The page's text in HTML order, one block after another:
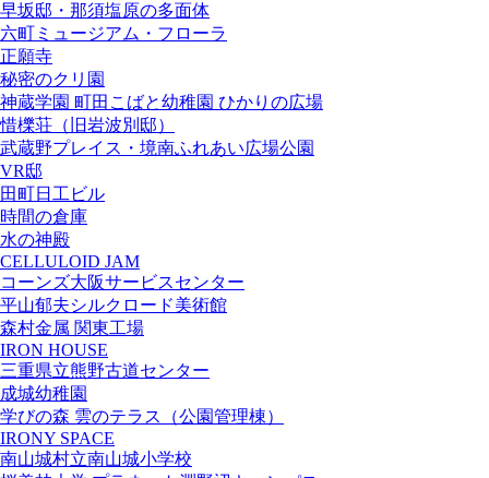
早坂邸・那須塩原の多面体
六町ミュージアム・フローラ
正願寺
秘密のクリ園
神蔵学園 町田こばと幼稚園 ひかりの広場
惜櫟荘（旧岩波別邸）
武蔵野プレイス・境南ふれあい広場公園
VR邸
田町日工ビル
時間の倉庫
水の神殿
CELLULOID JAM
コーンズ大阪サービスセンター
平山郁夫シルクロード美術館
森村金属 関東工場
IRON HOUSE
三重県立熊野古道センター
成城幼稚園
学びの森 雲のテラス（公園管理棟）
IRONY SPACE
南山城村立南山城小学校